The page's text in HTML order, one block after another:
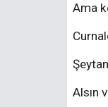
Ama
Alsın